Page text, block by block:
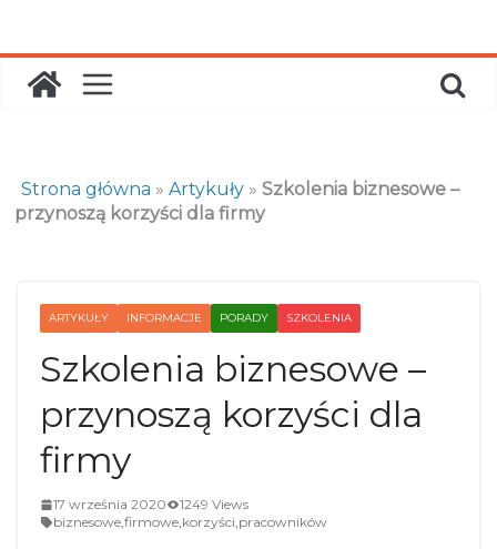
content
Strona główna »Artykuły »Szkolenia biznesowe –
przynoszą korzyści dla firmy
ARTYKUŁY INFORMACJE PORADY SZKOLENIA
Szkolenia biznesowe –
przynoszą korzyści dla
firmy
17 września 2020
1249 Views
biznesowe,firmowe,korzyści,pracowników